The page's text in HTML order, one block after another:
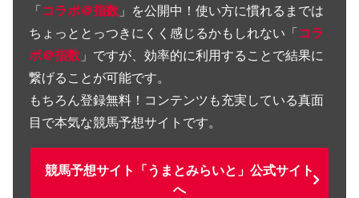
「コラボ＠指数 」を公開中！使い方に慣れるまでは
ちょっととっつきにくく感じるかもしれない「コラ
ボ＠指数 」ですが、効率的に利用することで結果に
繋げることが可能です。
もちろん登録無料！コンテンツも充実している真面
目で本気な競馬予想サイトです。
競馬予想サイト「うまとみらいと」公式サイト
へ